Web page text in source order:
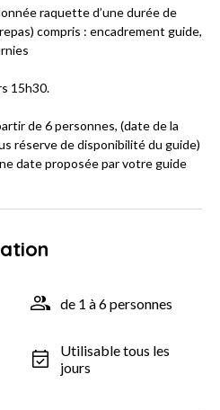
raquette d’une durée de
compris : encadrement guide,
15h30.
de 6 personnes, (date de la
réserve de disponibilité du guide)
date proposée par votre guide
de 1 à 6 personnes
Utilisable tous les
jours